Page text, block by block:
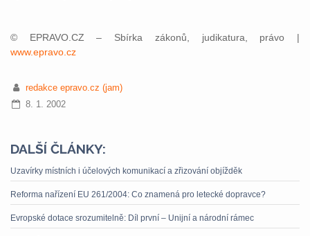
© EPRAVO.CZ – Sbírka zákonů, judikatura, právo |
www.epravo.cz
redakce epravo.cz (jam)
8. 1. 2002
DALŠÍ ČLÁNKY:
Uzavírky místních i účelových komunikací a zřizování objížděk
Reforma nařízení EU 261/2004: Co znamená pro letecké dopravce?
Evropské dotace srozumitelně: Díl první – Unijní a národní rámec